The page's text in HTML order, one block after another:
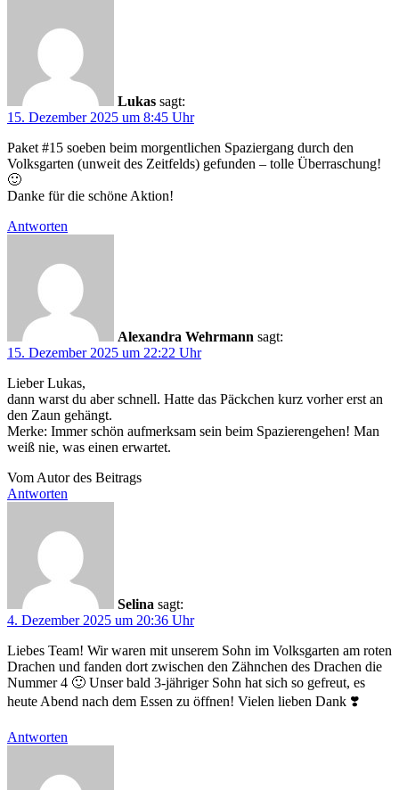
Lukas sagt:
15. Dezember 2025 um 8:45 Uhr
Paket #15 soeben beim morgentlichen Spaziergang durch den
Volksgarten (unweit des Zeitfelds) gefunden – tolle Überraschung!
🙂
Danke für die schöne Aktion!
Antworten
Alexandra Wehrmann sagt:
15. Dezember 2025 um 22:22 Uhr
Lieber Lukas,
dann warst du aber schnell. Hatte das Päckchen kurz vorher erst an
den Zaun gehängt.
Merke: Immer schön aufmerksam sein beim Spazierengehen! Man
weiß nie, was einen erwartet.
Vom Autor des Beitrags
Antworten
Selina sagt:
4. Dezember 2025 um 20:36 Uhr
Liebes Team! Wir waren mit unserem Sohn im Volksgarten am roten
Drachen und fanden dort zwischen den Zähnchen des Drachen die
Nummer 4 🙂 Unser bald 3-jähriger Sohn hat sich so gefreut, es
heute Abend nach dem Essen zu öffnen! Vielen lieben Dank ❣️
Antworten